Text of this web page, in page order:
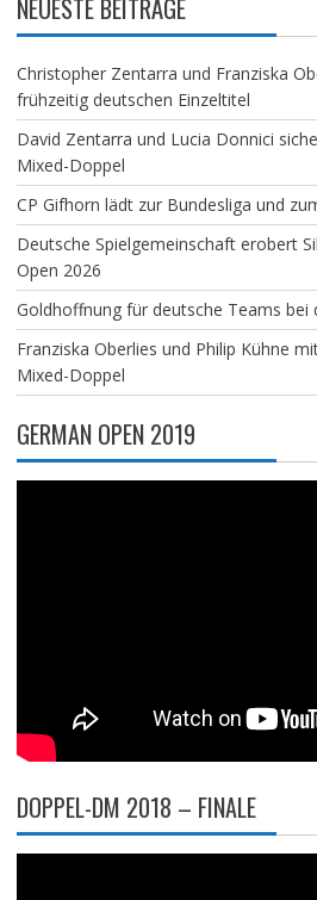
NEUESTE BEITRÄGE
Christopher Zentarra und Franziska
frühzeitig deutschen Einzeltitel
David Zentarra und Lucia Donnici
Mixed-Doppel
CP Gifhorn lädt zur Bundesliga und
Deutsche Spielgemeinschaft erobert
Open 2026
Goldhoffnung für deutsche Teams bei
Franziska Oberlies und Philip Kühne
Mixed-Doppel
GERMAN OPEN 2019
DOPPEL-DM 2018 – FINALE